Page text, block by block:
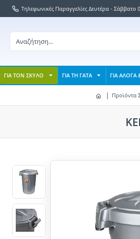
Τηλεφωνικές Παραγγελίες Δευτέρα - Σάββατο
ΓΙΑ ΤΟΝ ΣΚΥΛΟ ΓΙΑ ΤΗ ΓΑΤΑ ΓΙΑ ΑΛΟΓΑ
Προϊόντα